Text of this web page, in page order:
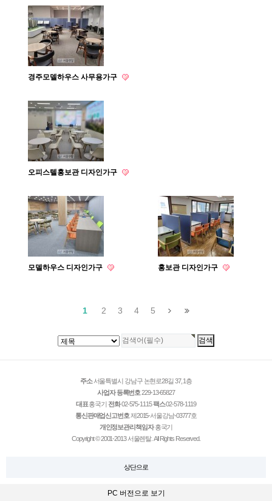
경주모델하우스 사무용가구
오피스텔홍보관 디자인가구
모델하우스 디자인가구 홍보관 디자인가구
1 2 3 4 5
주소서울특별시 강남구 논현로28길 37, 1층
사업자 등록번호229-13-65827
대표홍국기 전화02-575-1115팩스02-578-1119
통신판매업신고번호제2015-서울강남-03777호
개인정보관리책임자홍국기
Copyright © 2001-2013 서울렌탈. All Rights Reserved.
상단으로
PC 버전으로 보기